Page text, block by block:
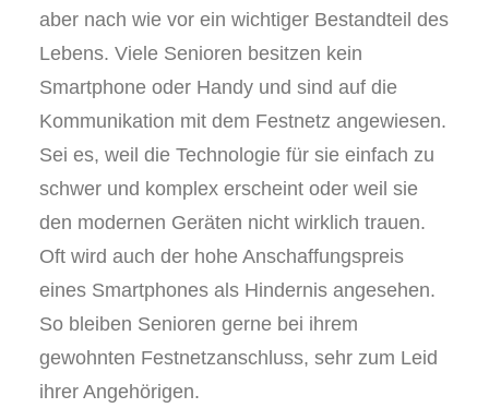
aber nach wie vor ein wichtiger Bestandteil des
Lebens. Viele Senioren besitzen kein
Smartphone oder Handy und sind auf die
Kommunikation mit dem Festnetz angewiesen.
Sei es, weil die Technologie für sie einfach zu
schwer und komplex erscheint oder weil sie
den modernen Geräten nicht wirklich trauen.
Oft wird auch der hohe Anschaffungspreis
eines Smartphones als Hindernis angesehen.
So bleiben Senioren gerne bei ihrem
gewohnten Festnetzanschluss, sehr zum Leid
ihrer Angehörigen.